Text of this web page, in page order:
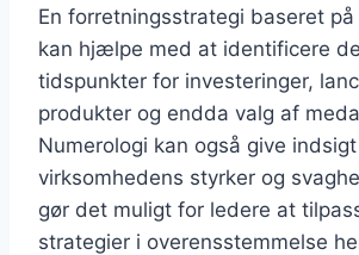
En forretningsstrategi baseret på
kan hjælpe med at identificere
tidspunkter for investeringer,
produkter og endda valg af
Numerologi kan også give
virksomhedens styrker og
gør det muligt for ledere at
strategier i overensstemmelse